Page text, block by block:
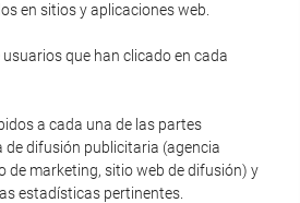
en sitios y aplicaciones web.
que han clicado en cada
a cada una de las partes
de difusión publicitaria (agencia
de marketing, sitio web de difusión) y
estadísticas pertinentes.